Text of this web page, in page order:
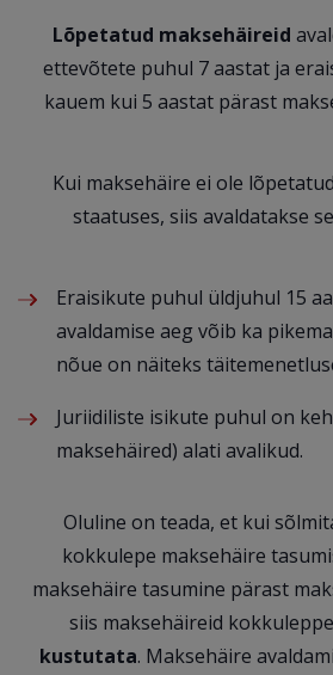
Lõpetatud maksehäireid
ettevõtete puhul 7 aastat ja
kauem kui 5 aastat pärast
Kui maksehäire ei ole
staatuses, siis avaldatakse
Eraisikute puhul üldjuhul 15
avaldamise aeg võib ka
nõue on näiteks
Juriidiliste isikute puhul on
maksehäired) alati avalikud.
Oluline on teada, et kui
kokkulepe maksehäire
maksehäire tasumine pärast
siis maksehäireid
kustutata. Maksehäire